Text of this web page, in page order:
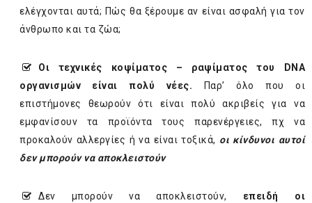
ελέγχονται αυτά; Πώς θα ξέρουμε αν είναι ασφαλή για τον
άνθρωπο και τα ζώα;
Οι τεχνικές κοψίματος – ραψίματος του DNA
οργανισμών είναι πολύ νέες. Παρ’ όλο που οι
επιστήμονες θεωρούν ότι είναι πολύ ακριβείς για να
εμφανίσουν τα προϊόντα τους παρενέργειες, πχ να
προκαλούν αλλεργίες ή να είναι τοξικά, οι κίνδυνοι αυτοί
δεν μπορούν να αποκλειστούν
Δεν μπορούν να αποκλειστούν,
επειδή οι